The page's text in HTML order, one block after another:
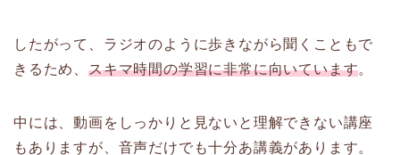
したがって、ラジオのように歩きながら聞くこともで
きるため、 スキマ時間の学習に非常に向いています。
中には、動画をしっかりと見ないと理解できない講座
もありますが、音声だけでも十分あ講義があります。